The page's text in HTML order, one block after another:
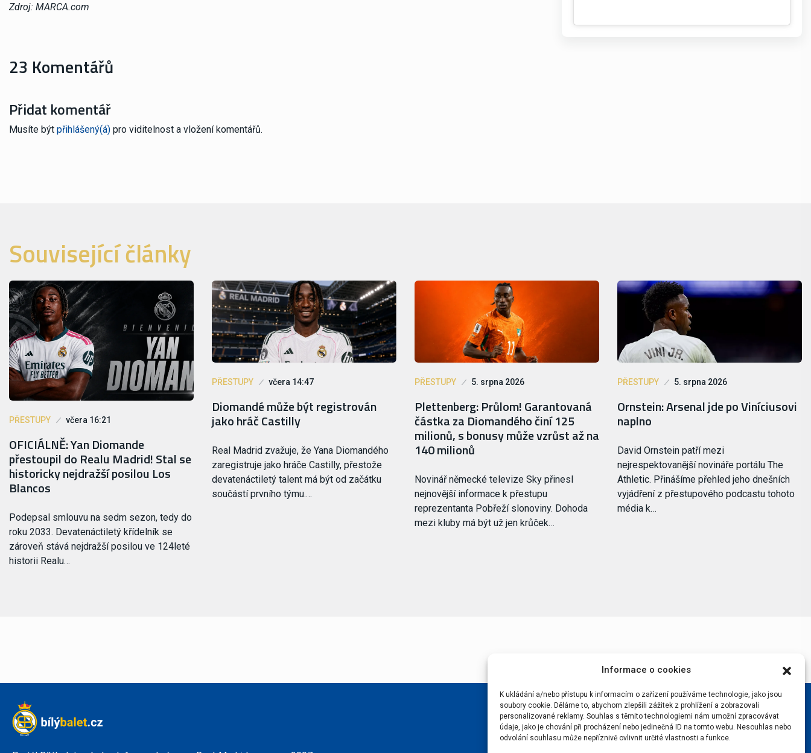
Informace o cookies
K ukládání a/nebo přístupu k informacím o zařízení používáme technologie, jako jsou
soubory cookie. Děláme to, abychom zlepšili zážitek z prohlížení a zobrazovali
personalizované reklamy. Souhlas s těmito technologiemi nám umožní zpracovávat
údaje, jako je chování při procházení nebo jedinečná ID na tomto webu. Nesouhlas nebo
odvolání souhlasu může nepříznivě ovlivnit určité vlastnosti a funkce.
Zdroj: MARCA.com
23 Komentářů
Přidat komentář
Musíte být přihlášený(á) pro viditelnost a vložení komentářů.
Související články
PŘESTUPY včera 16:21
OFICIÁLNĚ: Yan Diomande
přestoupil do Realu Madrid! Stal se
historicky nejdražší posilou Los
Blancos
Podepsal smlouvu na sedm sezon, tedy do
roku 2033. Devatenáctiletý křídelník se
zároveň stává nejdražší posilou ve 124leté
historii Realu…
PŘESTUPY včera 14:47
Diomandé může být registrován
jako hráč Castilly
Real Madrid zvažuje, že Yana Diomandého
zaregistruje jako hráče Castilly, přestože
devatenáctiletý talent má být od začátku
součástí prvního týmu.…
PŘESTUPY 5. srpna 2026
Plettenberg: Průlom! Garantovaná
částka za Diomandého činí 125
milionů, s bonusy může vzrůst až na
140 milionů
Novinář německé televize Sky přinesl
nejnovější informace k přestupu
reprezentanta Pobřeží slonoviny. Dohoda
mezi kluby má být už jen krůček…
PŘESTUPY 5. srpna 2026
Ornstein: Arsenal jde po Viníciusovi
naplno
David Ornstein patří mezi
nejrespektovanější novináře portálu The
Athletic. Přinášíme přehled jeho dnešních
vyjádření z přestupového podcastu tohoto
média k…